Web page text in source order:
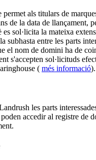
permet als titulars de
de la data de llançament,
es sol·licita la mateixa
subhasta entre les parts
el nom de domini ha de
s'accepten sol·licituds
( més informació).
les parts
accedir al registre de